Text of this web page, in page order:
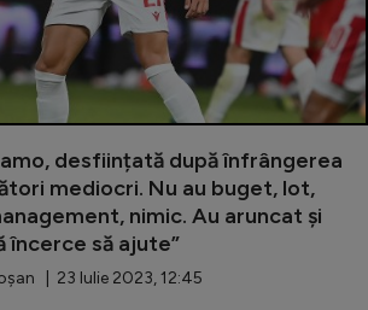
desființată după înfrângerea
mediocri. Nu au buget, lot,
nimic. Au aruncat și
încerce să ajute”
| 23 Iulie 2023, 12:45